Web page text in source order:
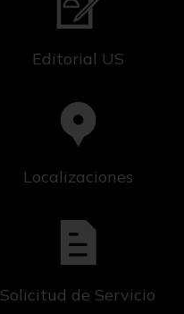
Editorial US
Localizaciones
Solicitud de Servicio